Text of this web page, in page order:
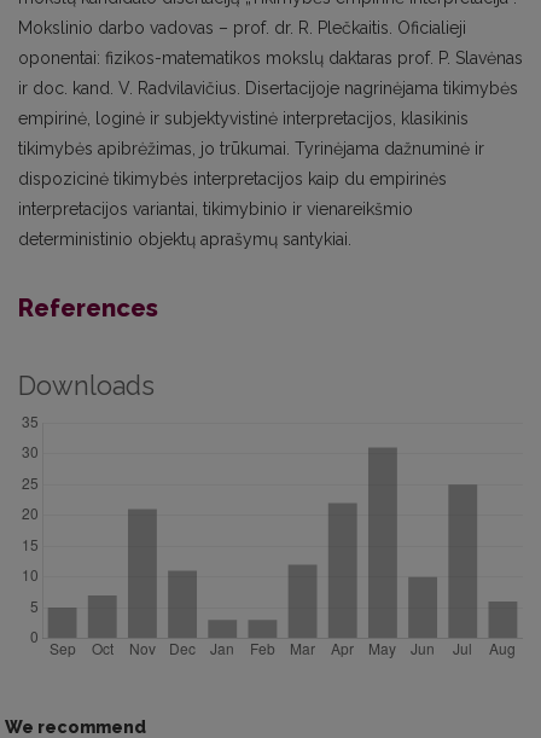
Mokslinio darbo vadovas – prof. dr. R. Plečkaitis. Oficialieji
oponentai: fizikos-matematikos mokslų daktaras prof. P. Slavėnas
ir doc. kand. V. Radvilavičius. Disertacijoje nagrinėjama tikimybės
empirinė, loginė ir subjektyvistinė interpretacijos, klasikinis
tikimybės apibrėžimas, jo trūkumai. Tyrinėjama dažnuminė ir
dispozicinė tikimybės interpretacijos kaip du empirinės
interpretacijos variantai, tikimybinio ir vienareikšmio
deterministinio objektų aprašymų santykiai.
References
Downloads
We recommend